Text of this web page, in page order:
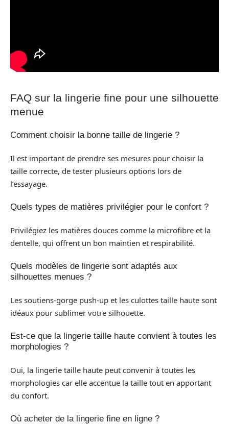
FAQ sur la lingerie fine pour une silhouette
menue
Comment choisir la bonne taille de lingerie ?
Il est important de prendre ses mesures pour choisir la
taille correcte, de tester plusieurs options lors de
l’essayage.
Quels types de matières privilégier pour le confort ?
Privilégiez les matières douces comme la microfibre et la
dentelle, qui offrent un bon maintien et respirabilité.
Quels modèles de lingerie sont adaptés aux
silhouettes menues ?
Les soutiens-gorge push-up et les culottes taille haute sont
idéaux pour sublimer votre silhouette.
Est-ce que la lingerie taille haute convient à toutes les
morphologies ?
Oui, la lingerie taille haute peut convenir à toutes les
morphologies car elle accentue la taille tout en apportant
du confort.
Où acheter de la lingerie fine en ligne ?